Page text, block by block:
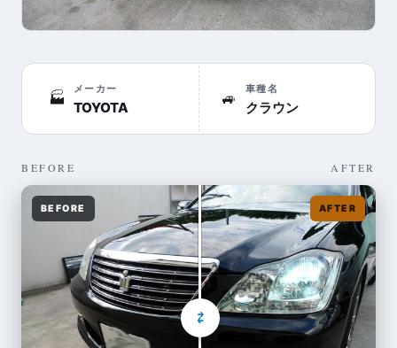
🏭
メーカー
TOYOTA
🚙
車種名
クラウン
BEFORE AFTER
BEFORE AFTER
⇄